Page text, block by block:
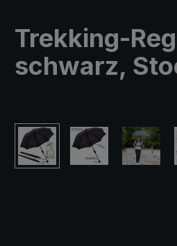
Trekking-
schwarz,
Bildergalerie überspringen